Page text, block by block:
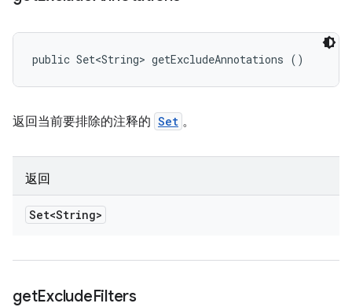
public Set<String> getExcludeAnnotations ()
返回当前要排除的注释的 Set 。
返回
Set<String>
getExcludeFilters